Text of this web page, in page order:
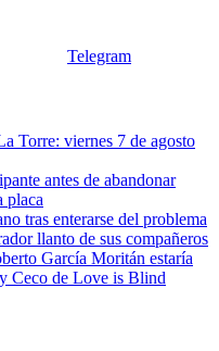
Telegram
Torre: viernes 7 de agosto
antes de abandonar
placa
tras enterarse del problema
llanto de sus compañeros
García Moritán estaría
Ceco de Love is Blind